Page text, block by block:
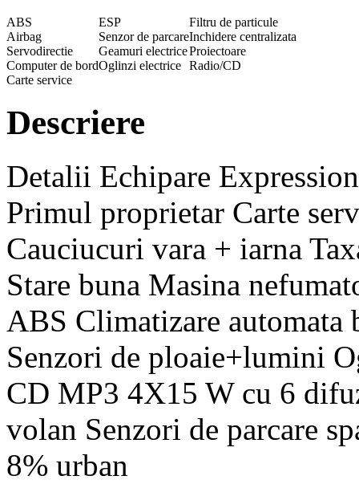
ABS ESP
Filtru de particule
Airbag
Senzor de parcareInchidere centralizata
Servodirectie
Geamuri electriceProiectoare
Computer de bordOglinzi electrice Radio/CD
Carte service
Descriere
Detalii Echipare
Primul proprietar Carte
Cauciucuri vara + iarna
Stare buna Masina
ABS Climatizare automata
Senzori de ploaie+lumini
CD MP3 4X15 W cu 6
volan Senzori de parcare
8% urban